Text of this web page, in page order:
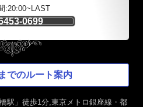
:20:00~LAST
0699
でのルート案内
駅」徒歩1分,東京メトロ銀座線・都